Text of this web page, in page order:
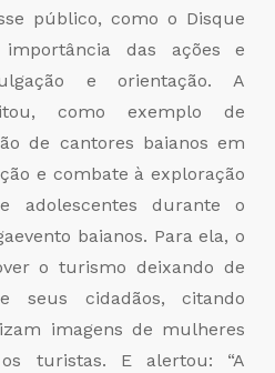
público, como o Disque
das ações e
e orientação. A
como exemplo de
de cantores baianos em
e combate à exploração
adolescentes durante o
baianos. Para ela, o
o turismo deixando de
seus cidadãos, citando
imagens de mulheres
turistas. E alertou: “A